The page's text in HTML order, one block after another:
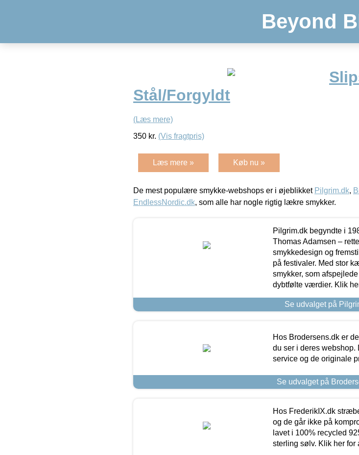
Beyond
Stål/Forgyldt
(Læs mere)
350 kr. (Vis fragtpris)
Læs mere » Køb nu »
De mest populære smykke-webshops er i øjeblikket Pilgrim.dk,
EndlessNordic.dk, som alle har nogle rigtig lækre smykker.
Pilgrim.dk begyndte i
Thomas Adamsen –
smykkedesign og
på festivaler. Med stor
smykker, som
dybtfølte værdier. Klik
Se udvalget på
Hos Brodersens.dk er
du ser i deres webshop.
service og de originale
Se udvalget på
Hos FrederikIX.dk
og de går ikke på
lavet i 100% recycled
sterling sølv. Klik her for